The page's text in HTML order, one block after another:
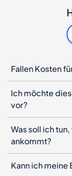
Fallen Kosten
Ich möchte
vor?
Was soll ich
ankommt?
Kann ich